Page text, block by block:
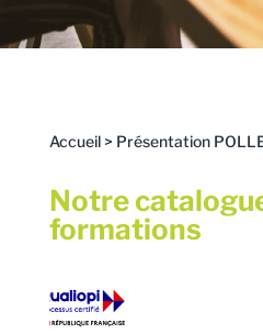
Accueil> Présentation
Notre
formations